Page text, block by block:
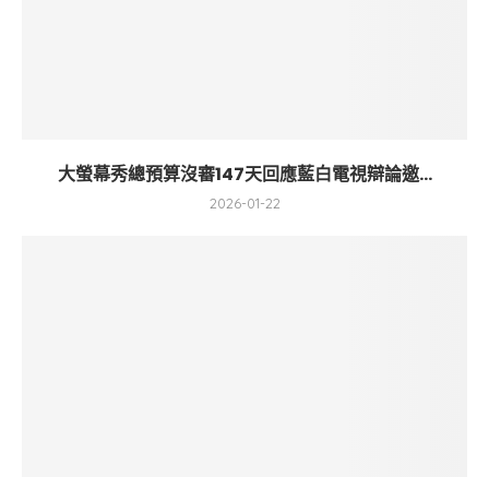
大螢幕秀總預算沒審147天回應藍白電視辯論邀...
2026-01-22